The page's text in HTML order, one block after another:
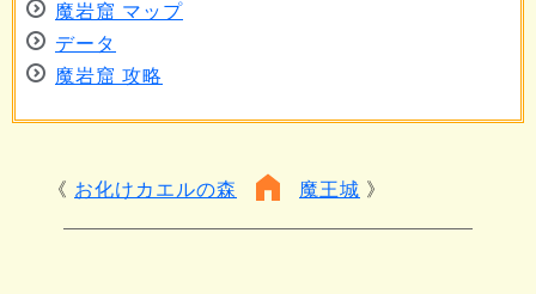
魔岩窟 マップ
データ
魔岩窟 攻略
お化けカエルの森 魔王城